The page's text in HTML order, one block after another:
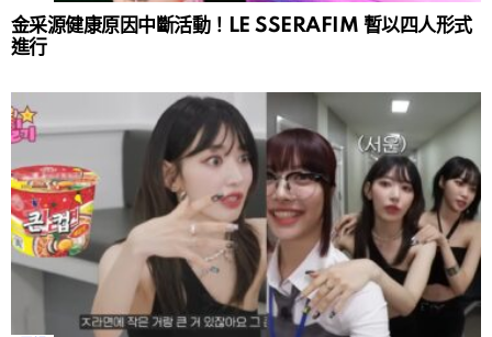
金采源健康原因中斷活動！LE SSERAFIM 暫以四人形式
進行